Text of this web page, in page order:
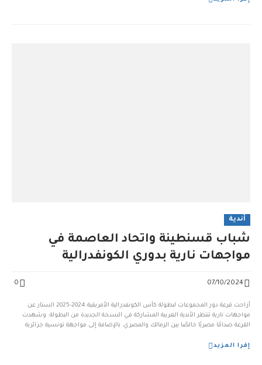
أندية
شباب قسنطينة واتحاد العاصمة في
مواجهات نارية بدوري الكونفدرالية
07/10/2024
0
أزاحت قرعة دور المجموعات لبطولة كأس الكونفدرالية الأفريقية 2024-2025 الستار عن
مواجهات نارية تنتظر الأندية العربية المشاركة في النسخة الجديدة من البطولة. وشهدت
القرعة صدامًا مصريًا خالصًا بين الزمالك والمصري، بالإضافة إلى مواجهة تونسية جزائرية
وشباب قسنطينة،فق...
إقرا المزيد